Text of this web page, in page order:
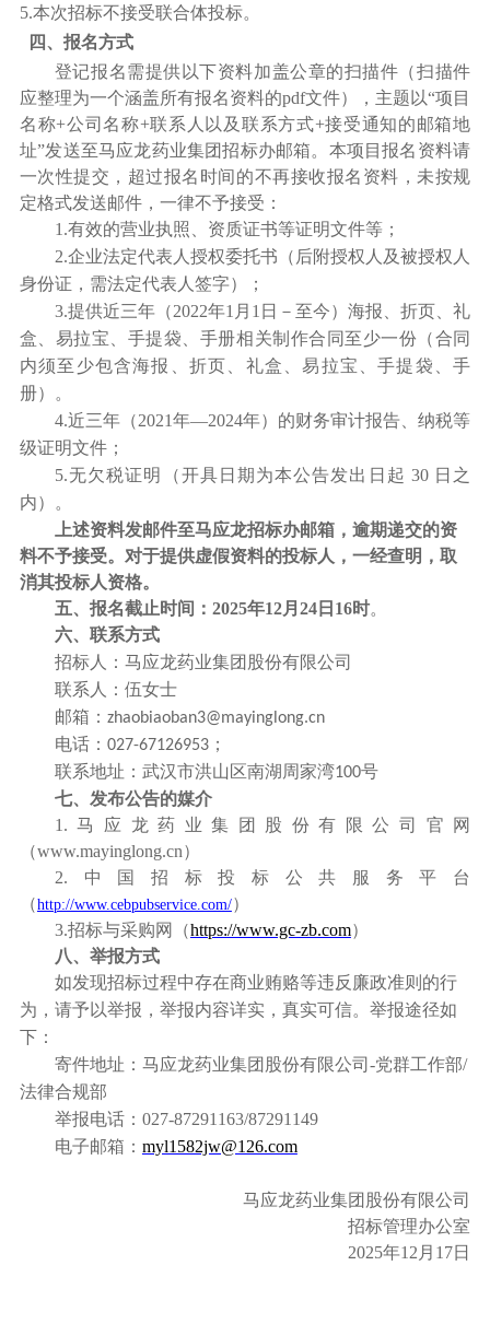
5.本次招标不接受联合体投标。
四、报名方式
登记报名需提供以下资料加盖公章的扫描件（扫描件
应整理为一个涵盖所有报名资料的pdf文件），主题以“项目
名称+公司名称+联系人以及联系方式+接受通知的邮箱地
址”发送至马应龙药业集团招标办邮箱。本项目报名资料请
一次性提交，超过报名时间的不再接收报名资料，未按规
定格式发送邮件，一律不予接受 ：
1.有效的营业执照、资质证书等证明文件等；
2.企业法定代表人授权委托书（后附授权人及被授权人
身份证，需法定代表人签字）；
3.提供近三年（2022年1月1日－至今）海报、折页、礼
盒、易拉宝、手提袋、手册相关制作合同至少一份（合同
内须至少包含海报、折页、礼盒、易拉宝、手提袋、手
册）。
4.近三年（2021年—2024年）的财务审计报告、纳税等
级证明文件；
5.无欠税证明（开具日期为本公告发出日起 30 日之
内）。
上述资料发邮件至马应龙招标办邮箱，逾期递交的资
料不予接受。对于提供虚假资料的投标人，一经查明，取
消其投标人资格。
五、报名截止时间：2025年12月24日16时。
六、联系方式
招标人： 马应龙药业集团股份有限公司
联系人：伍女士
邮箱： zhaobiaoban3@mayinglong.cn
电话： 027-67126953；
联系地址：武汉市洪山区南湖周家湾100号
七、发布公告的媒介
1. 马应龙药业集团股份有限公司官网
（www.mayinglong.cn）
2. 中国招标投标公共服务平台
（http://www.cebpubservice.com/）
3.招标与采购网（https://www.gc-zb.com）
八、举报方式
如发现招标过程中存在商业贿赂等违反廉政准则的行
为，请予以举报，举报内容详实，真实可信。举报途径如
下：
寄件地址：马应龙药业集团股份有限公司-党群工作部/
法律合规部
举报电话：027-87291163/87291149
电子邮箱： myl1582jw@126.com
马应龙药业集团股份有限公司
招标管理办公室
2025年12月17日